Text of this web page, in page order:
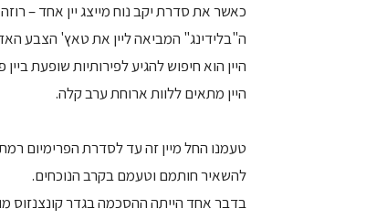
ה"בלידינג" המביאה ליין את טאץ' הצבע
היין הוא חיפוש להגיע לפירותיות שופעת
היין מתאים ללוות ארוחת ערב קלה.
להשאיר חותמם וטעמם בקרב הנוכחים.
בדבר אחד הייתה ההסכמה בגדר קונצנזוס